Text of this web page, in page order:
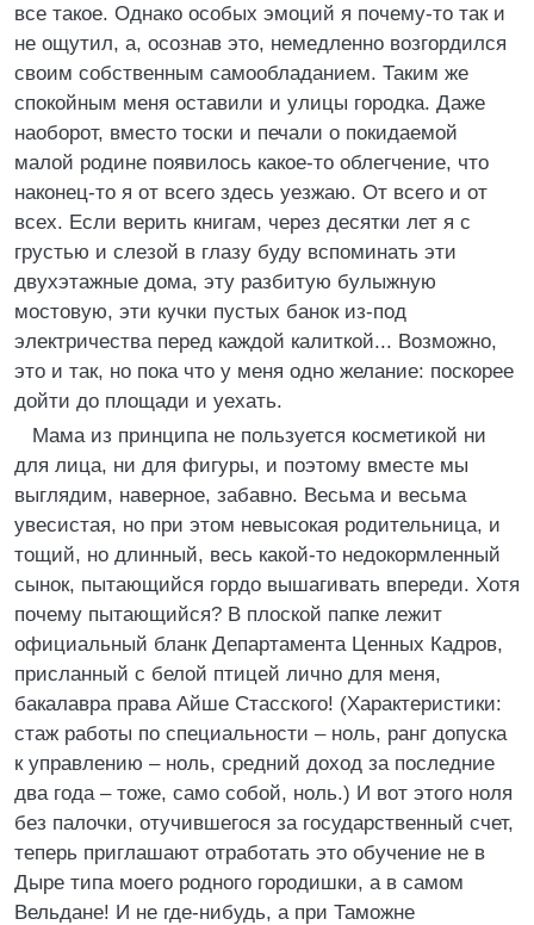
все такое. Однако особых эмоций я почему-то так и
не ощутил, а, осознав это, немедленно возгордился
своим собственным самообладанием. Таким же
спокойным меня оставили и улицы городка. Даже
наоборот, вместо тоски и печали о покидаемой
малой родине появилось какое-то облегчение, что
наконец-то я от всего здесь уезжаю. От всего и от
всех. Если верить книгам, через десятки лет я с
грустью и слезой в глазу буду вспоминать эти
двухэтажные дома, эту разбитую булыжную
мостовую, эти кучки пустых банок из-под
электричества перед каждой калиткой... Возможно,
это и так, но пока что у меня одно желание: поскорее
дойти до площади и уехать.
Мама из принципа не пользуется косметикой ни
для лица, ни для фигуры, и поэтому вместе мы
выглядим, наверное, забавно. Весьма и весьма
увесистая, но при этом невысокая родительница, и
тощий, но длинный, весь какой-то недокормленный
сынок, пытающийся гордо вышагивать впереди. Хотя
почему пытающийся? В плоской папке лежит
официальный бланк Департамента Ценных Кадров,
присланный с белой птицей лично для меня,
бакалавра права Айше Стасского! (Характеристики:
стаж работы по специальности – ноль, ранг допуска
к управлению – ноль, средний доход за последние
два года – тоже, само собой, ноль.) И вот этого ноля
без палочки, отучившегося за государственный счет,
теперь приглашают отработать это обучение не в
Дыре типа моего родного городишки, а в самом
Вельдане! И не где-нибудь, а при Таможне